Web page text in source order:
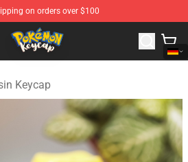
on orders over $100
Shop - The Best Store of Pokemon
Keycap